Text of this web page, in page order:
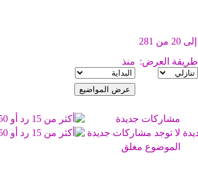
طريقة العرض: منذ
مشاركات جديدة
لا توجد مشاركات جديدة
الموضوع مغلق